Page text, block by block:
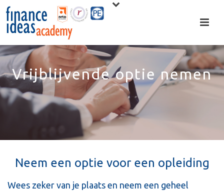
Vrijblijvende optie nemen
Neem een optie voor een opleiding
Wees zeker van je plaats en neem een geheel